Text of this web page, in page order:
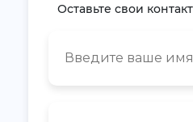
Оставьте свои